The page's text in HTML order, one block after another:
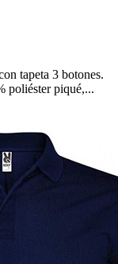
tapeta 3 botones.
poliéster piqué,...